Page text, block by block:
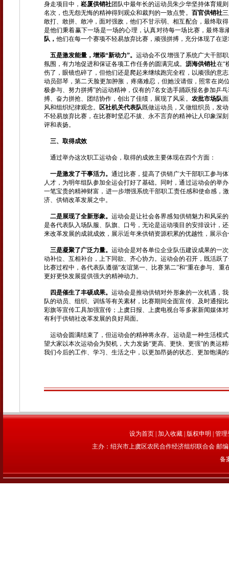
身走项目中， 崧厦供销社团队中最年长的运动员朱少华坚持体育规
名次，也无怨无悔的精神得到观众和裁判的一致点赞。 百官供销社
敢打、敢拼、敢冲，面对强敌，他们不甘示弱、相互配合，最终取
是他们秉着赢下一场是一场的心理，认真对待每一场比赛，最终
队， 他们在每一个赛项不轻易放弃比赛，顽强拼搏，充分体现了在
五是激发能量，增添“新动力”。运动会不仅增强了系统广大干部
氛围，有力地促进和保证各项工作任务的圆满完成。沥海供销社在“
伤了，眼镜也碎了，但他们还是爬起来继续跑完全程，以顽强的意
动员邵琴，第二天脸更加肿胀，疼痛难忍，但她没请假，照常在
极参与、努力拼搏”的运动精神，仅有的7名女选手踊跃报名参加乒
搏、奋力拼抢、团结协作，创出了佳绩，展现了风采。 农批市场队
风和组织纪律观念。
区社机关代表队既做运动员，又做组织员，发
不轻易放弃比赛，在比赛时坚忍不拔、永不言弃的精神让人印象深
评和表扬。
三、取得成效
通过举办这次职工运动会，取得的成效主要体现在四个方面：
一是激发了干事活力。通过比赛，提高了供销广大干部职工参与
人才，为明年组队参加全运会打好了基础。同时，通过运动会的举
一笔宝贵的精神财富，进一步增强系统干部职工责任感和使命感，
济、供销改革发展之中。
二是展现了全新形象。运动会是让社会各界感知供销魅力和风采
是各代表队入场队服、队旗、口号，无论是运动项目的安排设计，
来改革发展的成就成效，展示近年来供销资源积累的优越性，展示
三是凝聚了广泛力量。运动会是对各单位企业队伍建设成果的一
动补位、互相补台，上下同欲、齐心协力。运动会的召开，既活跃
比赛过程中，各代表队遵循“友谊第一、比赛第二”和“重在参与、
更好更快发展提供强大的精神动力。
四是催生了丰硕成果。运动会是推动供销对外形象的一次机遇，
队的动员、组织、训练等有关素材，比赛期间全面宣传、及时通报
彩旗等宣传工具加强宣传；上虞日报、上虞电视台等多家新闻媒体
有利于供销社改革发展的良好局面。
运动会圆满结束了，但运动会的精神将永存。运动是一种生活模
望大家以本次运动会为契机，大力发扬“更高、更快、更强”的奥运
我们今后的工作、学习、生活之中，以更加昂扬的状态、更加饱满
设为首页 加入收藏 版权申明
管理
主办：绍兴市上虞区农民合作经济组织联合会 邮
备